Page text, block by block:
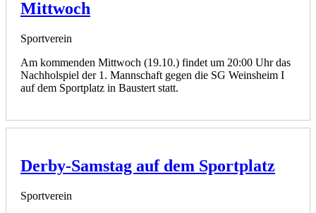
Mittwoch
Sportverein
Am kommenden Mittwoch (19.10.) findet um 20:00 Uhr das
Nachholspiel der 1. Mannschaft gegen die SG Weinsheim I
auf dem Sportplatz in Baustert statt.
Derby-Samstag auf dem Sportplatz
Sportverein